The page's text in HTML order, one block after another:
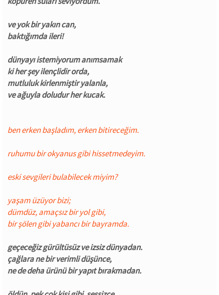
ve yok bir yakın can,
baktığımda ileri!
dünyayı istemiyorum anımsamak
ki her şey ilençlidir orda,
mutluluk kirlenmiştir yalanla,
ve ağuyla doludur her kucak.
ben erken başladım, erken bitireceğim.
ruhumu bir okyanus gibi hissetmedeyim.
eski sevgileri bulabilecek miyim?
yaşam üzüyor bizi;
dümdüz, amaçsız bir yol gibi,
bir şölen gibi yabancı bir bayramda.
geçeceğiz gürültüsüz ve izsiz dünyadan.
çağlara ne bir verimli düşünce,
ne de deha ürünü bir yapıt bırakmadan.